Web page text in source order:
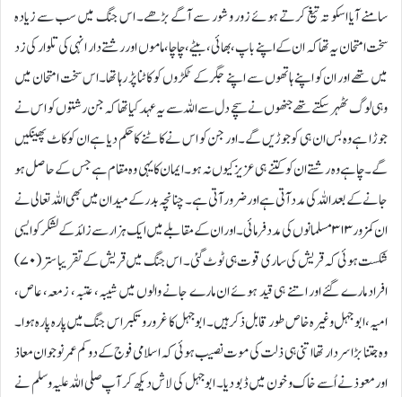
سامنے آیا اسکو تہ تیغ کرتے ہوئے زور و شور سے آگے بڑھے۔ اس جنگ میں سب سے زیادہ
سخت امتحان یہ تھا کہ ان کے اپنے باپ، بھائی ، بیٹے، چاچا، ماموں اور رشتے دار انہی کی تلوار کی زد
میں تھے اور ان کو اپنے ہاتھوں سے اپنے جگر کے ٹکڑوں کو کاٹنا پڑ رہا تھا۔ اس سخت امتحان میں
وہی لوگ ٹھہر سکتےتھےجنھوں نے سچے دل سے اللہ سے یہ عہد کیا تھا کہ جن رشتوں کو اس نے
جوڑا ہے وہ بس ان ہی کو جوڑیں گے۔ اور جن کو اس نے کاٹنے کا حکم دیا ہے ان کو کاٹ پھینکیں
گے۔ چاہے وہ رشتے ان کو کتنے ہی عزیز کیوں نہ ہو۔ ایمان کا یہی وہ مقام ہے جس کے حاصل ہو
جانے کے بعد اللہ کی مدد آتی ہے اور ضرور آتی ہے۔ چنانچہ بدر کے میدان میں بھی اللہ تعالی نے
ان کمزور ۳۱۳ مسلمانوں کی مدد فرمائی۔ اور ان کے مقابلے میں ایک ہزار سے زائد کے لشکر کو ایسی
شکست ہوئی کہ قریش کی ساری قوت ہی ٹوٹ گئی۔ اس جنگ میں قریش کے تقریبا ستر (۷۰)
افراد مارے گئے اور اتنے ہی قید ہوئے ان مارے جانے والوں میں شیبہ، عتبہ، زمعہ، عاص،
امیہ، ابو جہل وغیرہ خاص طور قابل ذکر ہیں۔ ابو جہل کا غرور و تکبر اس جنگ میں پارہ پارہ ہوا۔
وہ جتنا بڑا سردار تھا اتنی ہی ذلت کی موت نصیب ہوئی کہ اسلامی فوج کے دو کم عمر نوجوان معاذ
اور معوذ نے اُسے خاک و خون میں ڈبو دیا۔ ابو جہل کی لاش دیکھ کر آپ صلی اللہ علیہ وسلم نے